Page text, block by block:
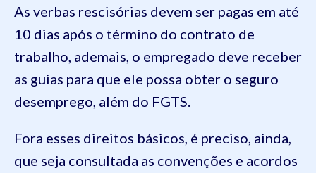
As verbas rescisórias devem ser pagas em até
10 dias após o término do contrato de
trabalho, ademais, o empregado deve receber
as guias para que ele possa obter o seguro
desemprego, além do FGTS.
Fora esses direitos básicos, é preciso, ainda,
que seja consultada as convenções e acordos